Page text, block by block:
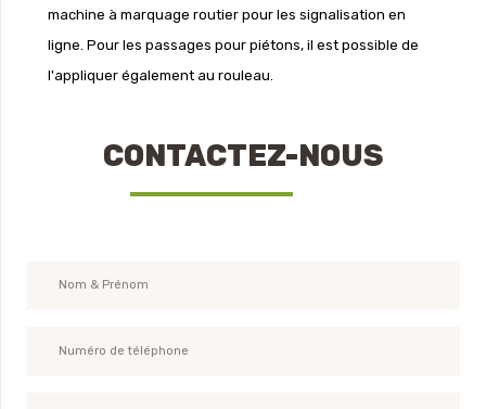
machine à marquage routier pour les signalisation en
ligne. Pour les passages pour piétons, il est possible de
l'appliquer également au rouleau.
CONTACTEZ-NOUS